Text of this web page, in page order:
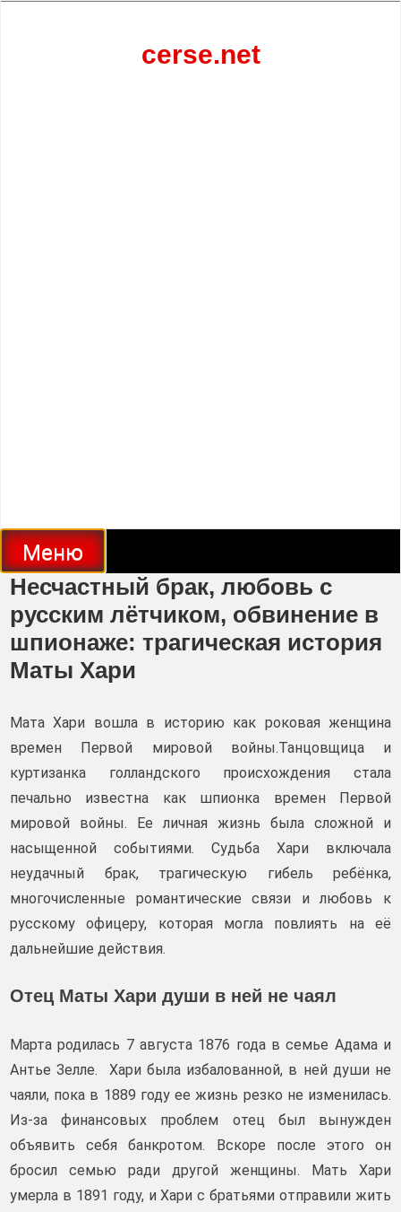
cerse.net
Меню
Несчастный брак, любовь с
русским лётчиком, обвинение в
шпионаже: трагическая история
Маты Хари
Мата Хари вошла в историю как роковая женщина
времен Первой мировой войны.Танцовщица и
куртизанка голландского происхождения стала
печально известна как шпионка времен Первой
мировой войны. Ее личная жизнь была сложной и
насыщенной событиями. Судьба Хари включала
неудачный брак, трагическую гибель ребёнка,
многочисленные романтические связи и любовь к
русскому офицеру, которая могла повлиять на её
дальнейшие действия.
Отец Маты Хари души в ней не чаял
Марта родилась 7 августа 1876 года в семье Адама и
Антье Зелле. Хари была избалованной, в ней души не
чаяли, пока в 1889 году ее жизнь резко не изменилась.
Из-за финансовых проблем отец был вынужден
объявить себя банкротом. Вскоре после этого он
бросил семью ради другой женщины. Мать Хари
умерла в 1891 году, и Хари с братьями отправили жить